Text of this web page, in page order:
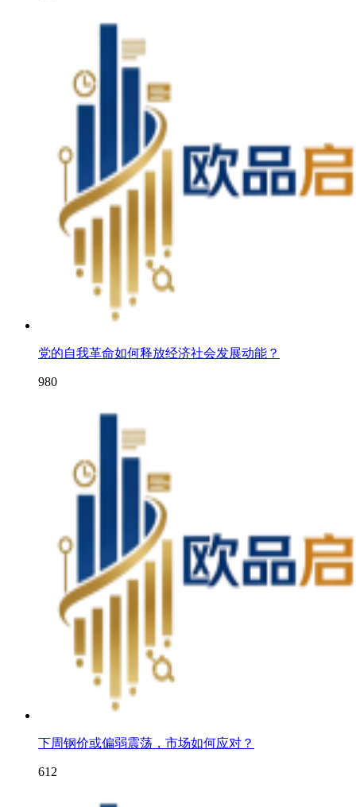
党的自我革命如何释放经济社会发展动能？
980
下周钢价或偏弱震荡，市场如何应对？
612